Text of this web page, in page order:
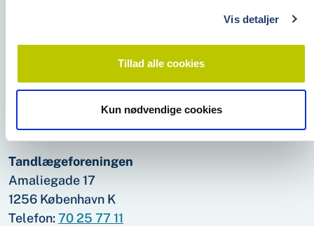
Vis detaljer
Tillad alle cookies
Kun nødvendige cookies
alle ansatte inden for dental­verdenen og
henvender sig både til folk, der søger job samt til
Tandlægeforeningen
Amaliegade 17
1256 København K
Telefon:70 25 77 11